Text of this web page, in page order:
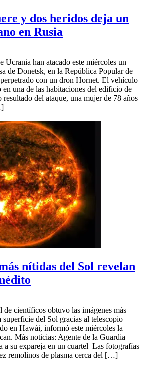
y dos heridos deja un
en Rusia
Ucrania han atacado este miércoles un
de Donetsk, en la República Popular de
con un dron Hornet. El vehículo
en una de las habitaciones del edificio de
del ataque, una mujer de 78 años
nítidas del Sol revelan
científicos obtuvo las imágenes más
superficie del Sol gracias al telescopio
en Hawái, informó este miércoles la
Más noticias: Agente de la Guardia
a su expareja en un cuartel Las fotografías
remolinos de plasma cerca del […]